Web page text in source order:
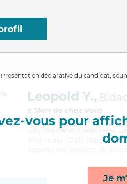
Présentation déclarative du candidat,
vous pour
Je
Leopold Y.,
à 5km de chez Vous
, flexible et chaleureux,
d'infirmier (DEI). Maitrisant